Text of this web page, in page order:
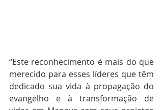
“Este reconhecimento é mais do que
merecido para esses líderes que têm
dedicado sua vida à propagação do
evangelho e à transformação de